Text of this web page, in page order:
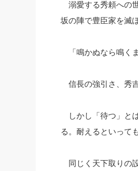
溺愛する秀頼への
坂の陣で豊臣家を滅
「鳴かぬなら鳴く
信長の強引さ、秀
しかし「待つ」と
る。耐えるといって
同じく天下取りの